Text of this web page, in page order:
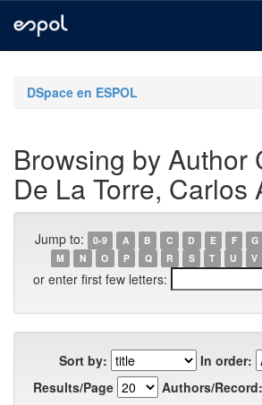
navigationDSpace en ESPOL
Browsing by Author
De La Torre, Carlos
Jump to: 0-9 A B C D E F G
M
N O P Q R S T U V
or enter first few letters:
Sort by:
In order:
Results/Page
Authors/Record: